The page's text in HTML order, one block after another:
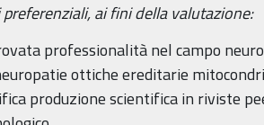
ai fini della valutazione:
professionalità nel campo
ottiche ereditarie
produzione scientifica in riviste